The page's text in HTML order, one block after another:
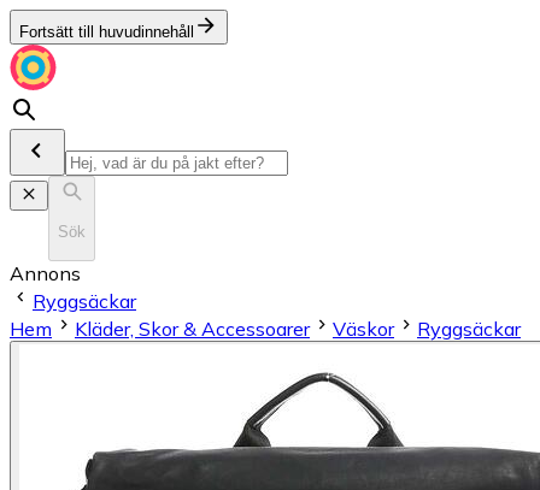
Fortsätt till huvudinnehåll
Sök
Annons
Ryggsäckar
Hem
Kläder, Skor & Accessoarer Väskor Ryggsäckar